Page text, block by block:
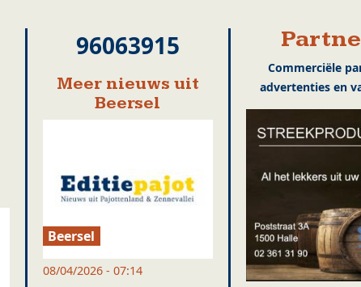
96063915
Meer nieuws uit
Beersel
Beersel
08/04/2026 - 07:14
Commerciële
advertenties en